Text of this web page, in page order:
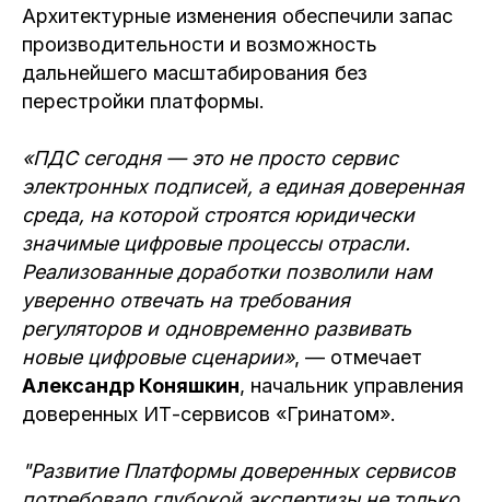
Архитектурные изменения обеспечили запас
производительности и возможность
дальнейшего масштабирования без
перестройки платформы.
«ПДС сегодня — это не просто сервис
электронных подписей, а единая доверенная
среда, на которой строятся юридически
значимые цифровые процессы отрасли.
Реализованные доработки позволили нам
уверенно отвечать на требования
регуляторов и одновременно развивать
новые цифровые сценарии», — отмечает
Александр Коняшкин, начальник управления
доверенных ИТ-сервисов «Гринатом».
"Развитие Платформы доверенных сервисов